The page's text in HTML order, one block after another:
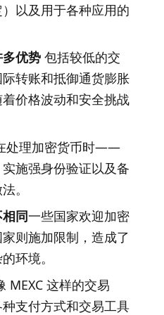
以及用于各种应用的
优势包括较低的交
转账和抵御通货膨胀
价格波动和安全挑战
处理加密货币时——
施强身份验证以及备
。
同一些国家欢迎加密
则施加限制，造成了
环境。
MEXC 这样的交易
支付方式和交易工具